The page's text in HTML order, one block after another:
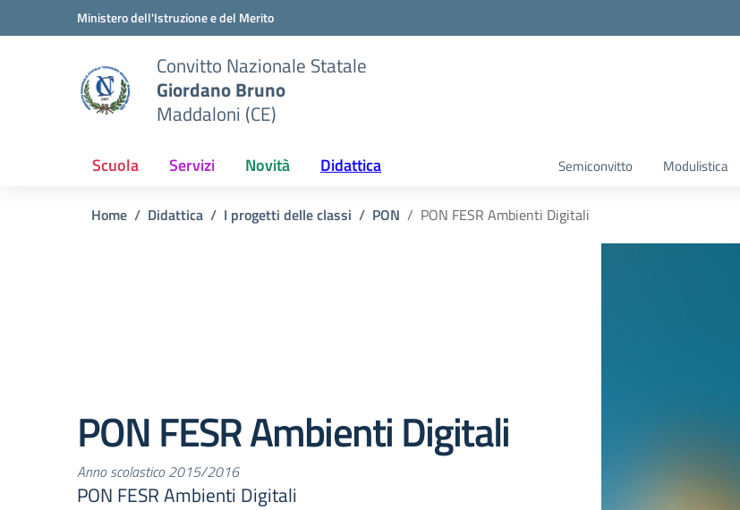
Vai ai contenuti
Vai al menu di navigazioneMinistero dell'Istruzione e del Merito
Convitto Nazionale Statale
Giordano Bruno
Maddaloni (CE)
Scuola Servizi Novità Didattica Semiconvitto Modulistica
Home Didattica I progetti delle classi PON PON FESR Ambienti Digitali
PON FESR Ambienti Digitali
Anno scolastico 2015/2016
PON FESR Ambienti Digitali